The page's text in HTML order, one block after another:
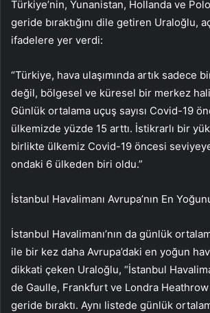
Türkiye’nin, Yunanistan, Hollanda ve
geride bıraktığını dile getiren Uraloğlu,
ifadelere yer verdi:
“Türkiye, hava ulaşımında artık sadece
değil, bölgesel ve küresel bir merkez
Günlük ortalama uçuş sayısı Covid-19
ülkemizde yüzde 15 arttı. İstikrarlı bir
birlikte ülkemiz Covid-19 öncesi
ondaki 6 ülkeden biri oldu.”
İstanbul Havalimanı Avrupa’nın En
İstanbul Havalimanı’nın da günlük
ile bir kez daha Avrupa’daki en yoğun
dikkati çeken Uraloğlu, “İstanbul
de Gaulle, Frankfurt ve Londra Heathrow
geride bıraktı. Aynı listede günlük